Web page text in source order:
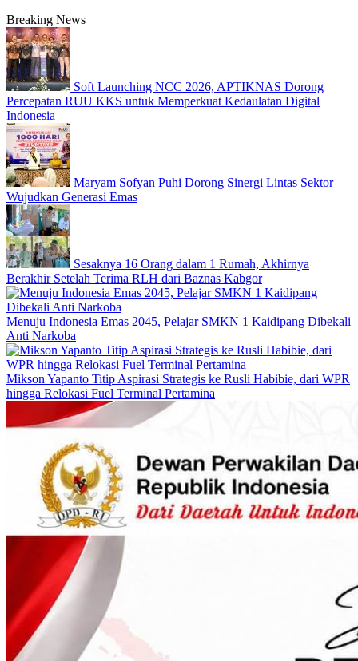
Breaking News
Soft Launching NCC 2026, APTIKNAS Dorong
Percepatan RUU KKS untuk Memperkuat Kedaulatan Digital
Indonesia
Maryam Sofyan Puhi Dorong Sinergi Lintas Sektor
Wujudkan Generasi Emas
Sesaknya 16 Orang dalam 1 Rumah, Akhirnya
Berakhir Setelah Terima RLH dari Baznas Kabgor
Menuju Indonesia Emas 2045, Pelajar SMKN 1 Kaidipang Dibekali
Anti Narkoba
Mikson Yapanto Titip Aspirasi Strategis ke Rusli Habibie, dari WPR
hingga Relokasi Fuel Terminal Pertamina